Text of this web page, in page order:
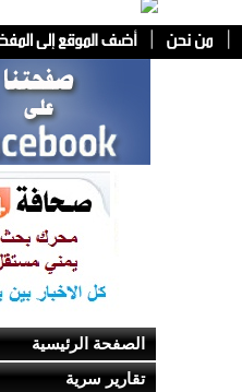
الصفحة الرئيسية
تقارير سرية